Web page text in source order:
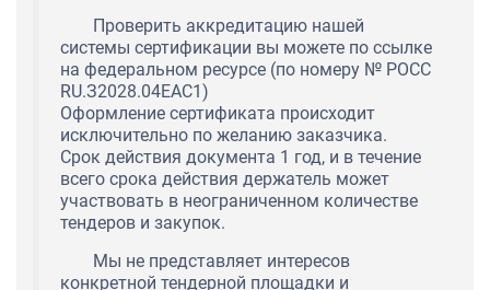
Проверить аккредитацию нашей
системы сертификации вы можете по ссылке
на федеральном ресурсе (по номеру № РОСС
RU.З2028.04ЕАС1)
Оформление сертификата происходит
исключительно по желанию заказчика.
Срок действия документа 1 год, и в течение
всего срока действия держатель может
участвовать в неограниченном количестве
тендеров и закупок.
Мы не представляет интересов
конкретной тендерной площадки и